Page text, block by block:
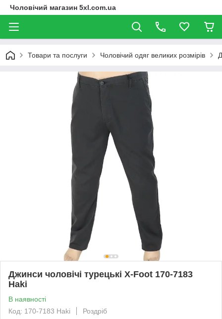
Чоловічий магазин 5xl.com.ua
Товари та послуги Чоловічий одяг великих розмірів
Джинси чоловічі турецькі X-Foot 170-7183
Haki
В наявності
Код: 170-7183 Haki
Роздріб